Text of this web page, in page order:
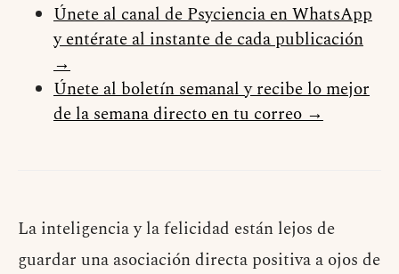
Únete al canal de Psyciencia en WhatsApp
y entérate al instante de cada publicación
→
Únete al boletín semanal y recibe lo mejor
de la semana directo en tu correo →
La inteligencia y la felicidad están lejos de
guardar una asociación directa positiva a ojos de